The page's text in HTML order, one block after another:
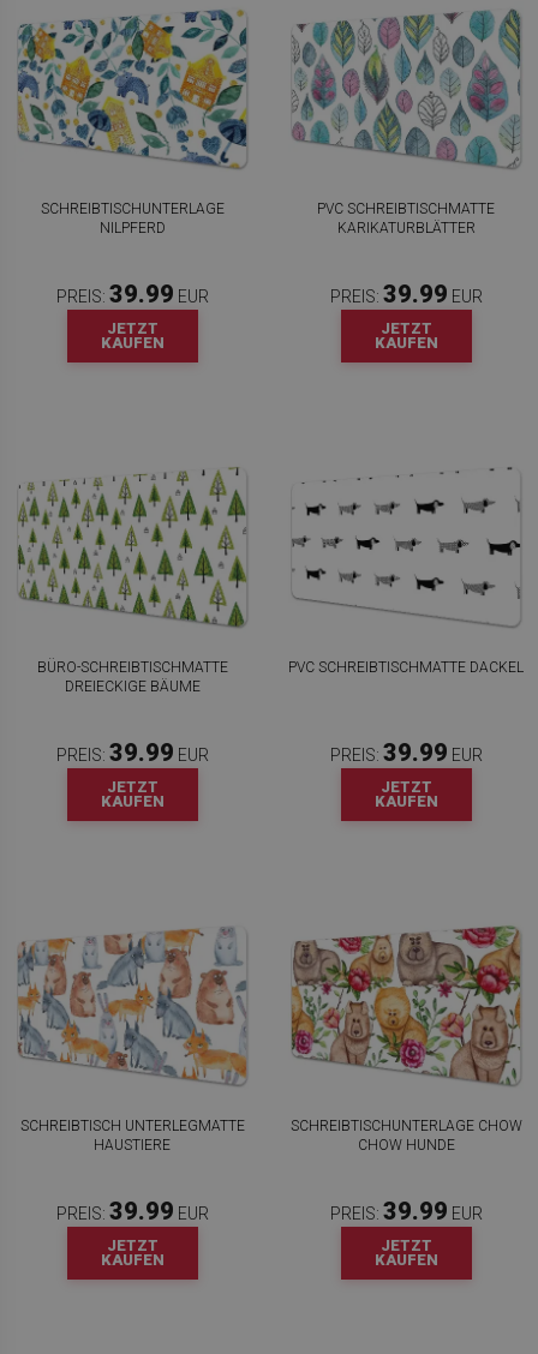
SCHREIBTISCHUNTERLAGE
NILPFERD
PREIS: 39.99 EUR
JETZT
KAUFEN
PVC SCHREIBTISCHMATTE
KARIKATURBLÄTTER
PREIS: 39.99 EUR
JETZT
KAUFEN
BÜRO-SCHREIBTISCHMATTE
DREIECKIGE BÄUME
PREIS: 39.99 EUR
JETZT
KAUFEN
PVC SCHREIBTISCHMATTE DACKEL
PREIS: 39.99 EUR
JETZT
KAUFEN
SCHREIBTISCH UNTERLEGMATTE
HAUSTIERE
PREIS: 39.99 EUR
JETZT
KAUFEN
SCHREIBTISCHUNTERLAGE CHOW
CHOW HUNDE
PREIS: 39.99 EUR
JETZT
KAUFEN